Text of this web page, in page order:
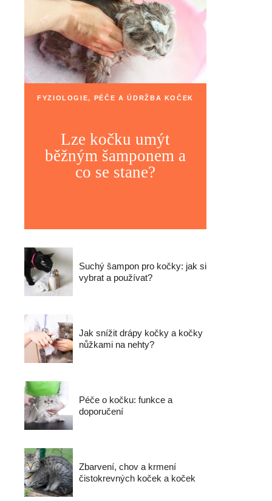
FYZIOLOGIE, PÉČE A ÚDRŽBA KOČEK
Lze kočku umýt
běžným šamponem a
co se stane?
Suchý šampon pro kočky: jak si
vybrat a používat?
Jak snížit drápy kočky a kočky
nůžkami na nehty?
Péče o kočku: funkce a
doporučení
Zbarvení, chov a krmení
čistokrevných koček a koček